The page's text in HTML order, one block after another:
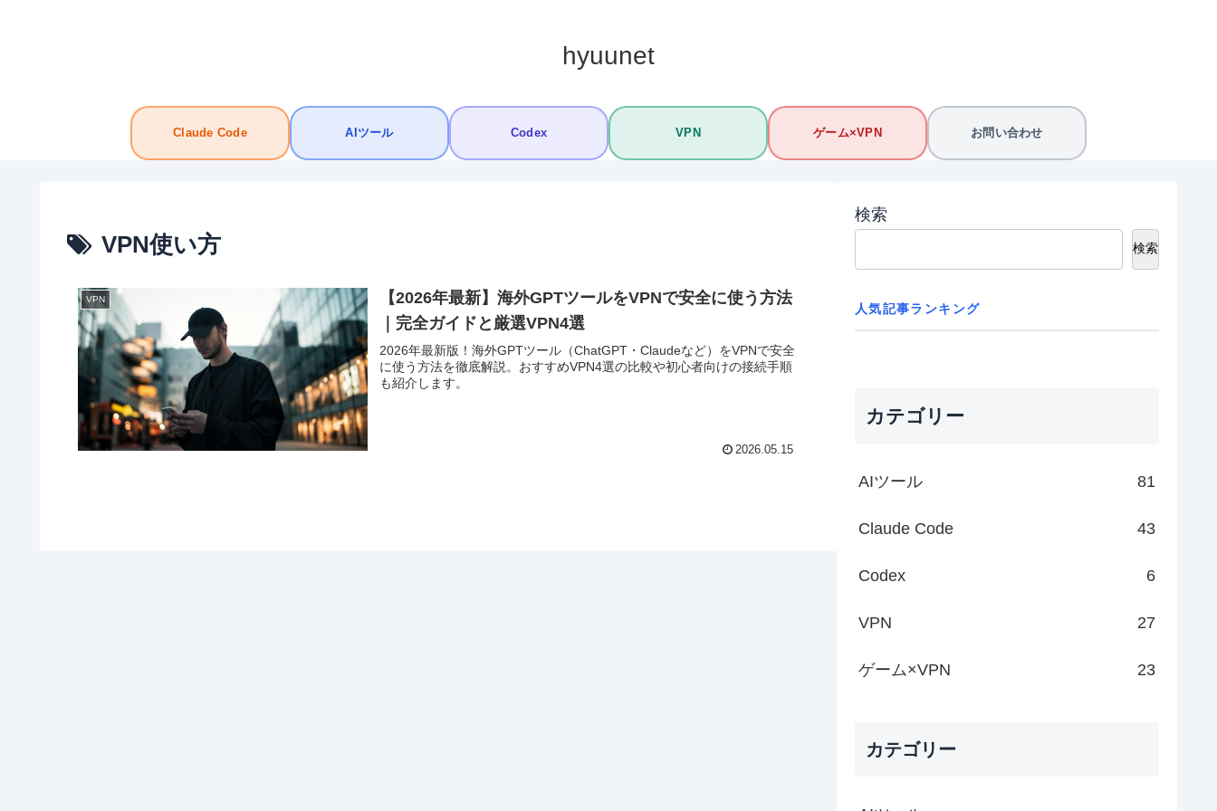
hyuunet
Claude Code AIツール Codex VPN ゲーム×VPN お問い合わせ
VPN使い方
VPN
【2026年最新】海外GPTツールをVPNで安全に使う方法
｜完全ガイドと厳選VPN4選
2026年最新版！海外GPTツール（ChatGPT・Claudeなど）をVPNで安全
に使う方法を徹底解説。おすすめVPN4選の比較や初心者向けの接続手順
も紹介します。
2026.05.15
検索
検索
人気記事ランキング
カテゴリー
AIツール 81
Claude Code 43
Codex 6
VPN 27
ゲーム×VPN 23
カテゴリー